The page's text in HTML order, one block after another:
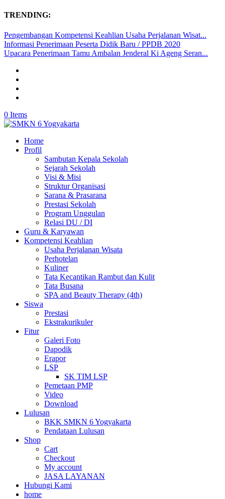
TRENDING:
Pengembangan Kompetensi Keahlian Usaha Perjalanan Wisat...
Informasi Penerimaan Peserta Didik Baru / PPDB 2020
Upacara Penerimaan Tamu Ambalan Jenderal Ki Ageng Seran...
0 Items
Home
Profil
Sambutan Kepala Sekolah
Sejarah Sekolah
Visi & Misi
Struktur Organisasi
Sarana & Prasarana
Prestasi Sekolah
Program Unggulan
Relasi DU / DI
Guru & Karyawan
Kompetensi Keahlian
Usaha Perjalanan Wisata
Perhotelan
Kuliner
Tata Kecantikan Rambut dan Kulit
Tata Busana
SPA and Beauty Therapy (4th)
Siswa
Prestasi
Ekstrakurikuler
Fitur
Galeri Foto
Dapodik
Erapor
LSP
SK TIM LSP
Pemetaan PMP
Video
Download
Lulusan
BKK SMKN 6 Yogyakarta
Pendataan Lulusan
Shop
Cart
Checkout
My account
JASA LAYANAN
Hubungi Kami
home